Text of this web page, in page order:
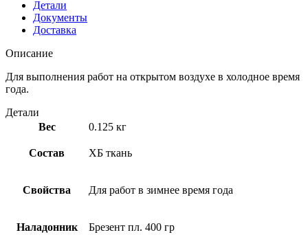
Детали
Документы
Доставка
Описание
Для выполнения работ на открытом воздухе в холодное время
года.
Детали
Вес
0.125 кг
Состав ХБ ткань
Свойства Для работ в зимнее время года
Наладонник Брезент пл. 400 гр